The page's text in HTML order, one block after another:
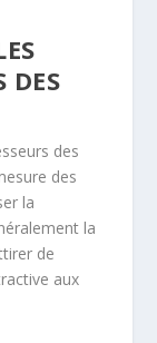
DES
des
des
la
la
de
aux